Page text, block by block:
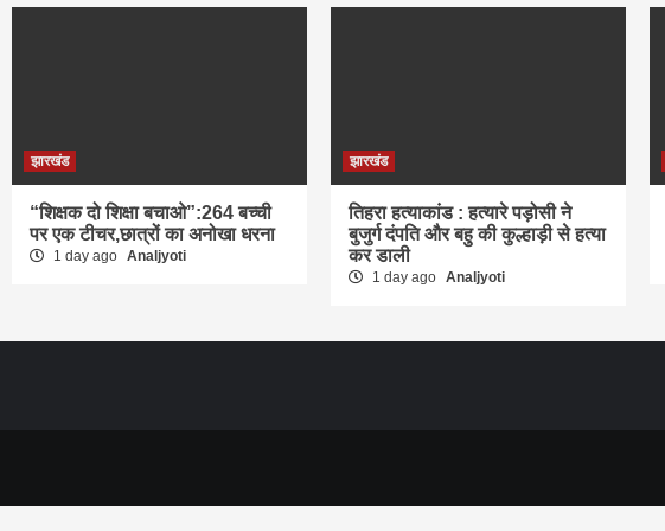
झारखंड
“शिक्षक दो शिक्षा बचाओ”:264 बच्ची
पर एक टीचर,छात्रों का अनोखा धरना
1 day ago Analjyoti
झारखंड
तिहरा हत्याकांड : हत्यारे पड़ोसी ने
बुजुर्ग दंपति और बहु की कुल्हाड़ी से हत्या
कर डाली
1 day ago Analjyoti